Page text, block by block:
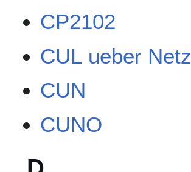
CP2102
CUL ueber Netz
CUN
CUNO